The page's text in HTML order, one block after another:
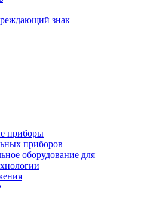
знак
приборы
приборов
оборудование для